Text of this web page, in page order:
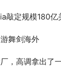
定规模180亿美元
舞剑海外
高调拿出了一款将